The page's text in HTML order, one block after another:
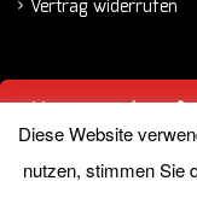
Vertrag widerrufen
Vertrag
© 2026 Hemminger
Diese Website
nutzen, stimmen Sie